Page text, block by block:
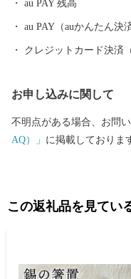
au PAY 残高
au PAY（auかんたん決
クレジットカード決済
お申し込みに関して
不明点がある場合、お問
AQ）」 に掲載しておりま
この返礼品を見てい